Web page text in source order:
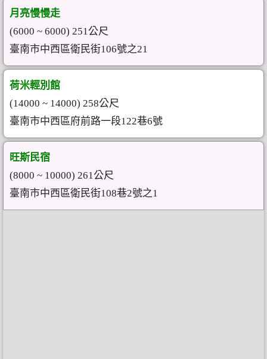
月亮慢慢走
(6000 ~ 6000) 251公尺
臺南市中西區衛民街106號之21
荷米輕別館
(14000 ~ 14000) 258公尺
臺南市中西區府前路一段122巷6號
旺斯民宿
(8000 ~ 10000) 261公尺
臺南市中西區衛民街108巷2號之1